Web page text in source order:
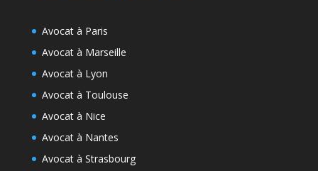
Avocat à Paris
Avocat à Marseille
Avocat à Lyon
Avocat à Toulouse
Avocat à Nice
Avocat à Nantes
Avocat à Strasbourg